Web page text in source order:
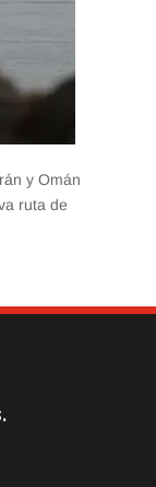
y Omán
ruta de